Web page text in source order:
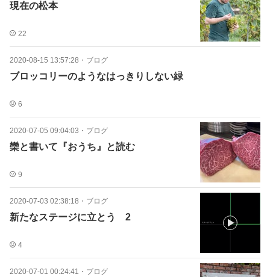
現在の松本
22
2020-08-15 13:57:28 ・ ブログ
ブロッコリーのようなはっきりしない緑
6
2020-07-05 09:04:03 ・ ブログ
欒と書いて『おうち』と読む
9
2020-07-03 02:38:18 ・ ブログ
新たなステージに立とう 2
4
2020-07-01 00:24:41 ・ ブログ